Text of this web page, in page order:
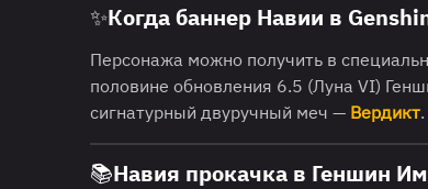
✨Когда баннер Навии в
Персонажа можно получить в
половине обновления 6.5 (Луна VI)
сигнатурный двуручный меч — Вердикт.
📚Навия прокачка в Геншин